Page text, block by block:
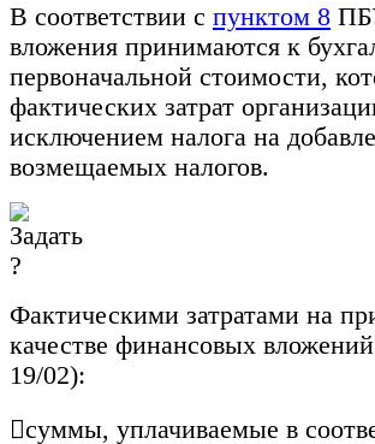
В соответствии с пунктом 8
вложения принимаются к
первоначальной стоимости,
фактических затрат
исключением налога на
возмещаемых налогов.
Фактическими затратами на
качестве финансовых
19/02):
суммы, уплачиваемые в